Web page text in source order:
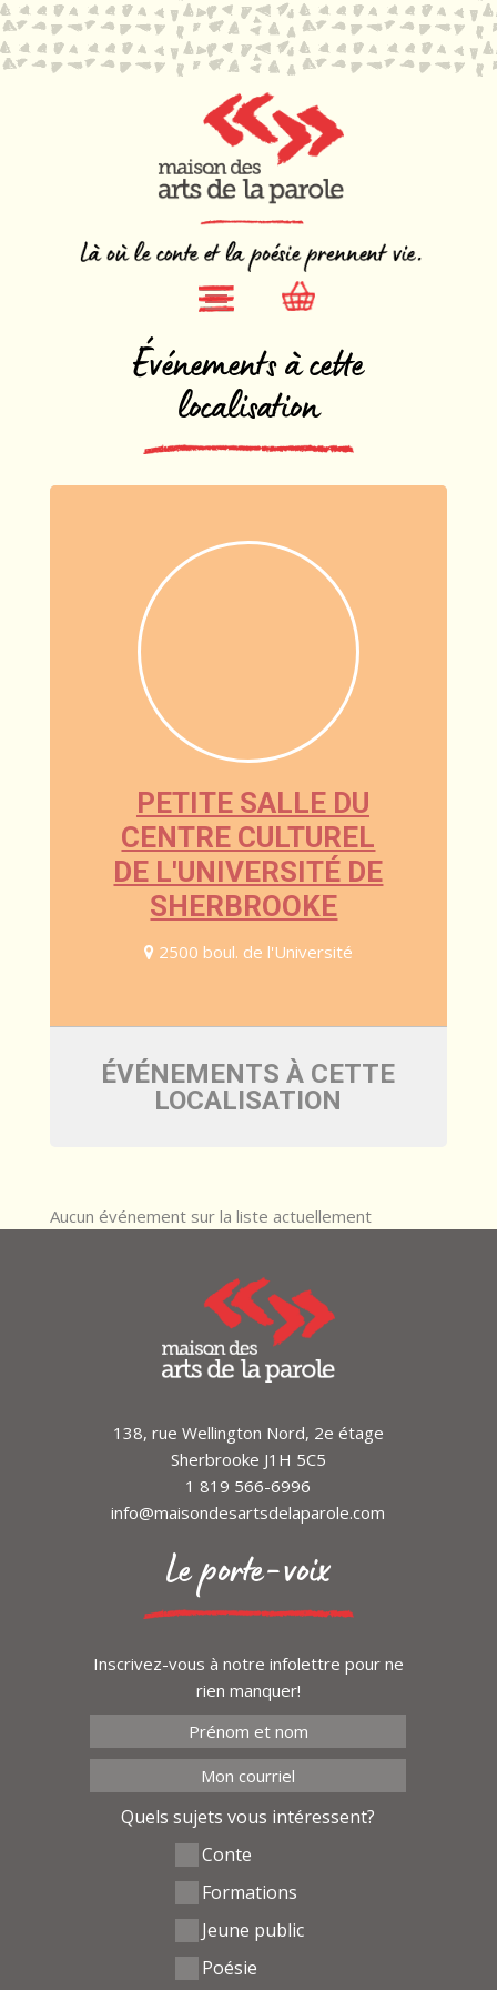
Événements à cette
localisation
PETITE SALLE DU
CENTRE CULTUREL
DE L'UNIVERSITÉ DE
SHERBROOKE
2500 boul. de l'Université
ÉVÉNEMENTS À CETTE
LOCALISATION
Aucun événement sur la liste actuellement
138, rue Wellington Nord, 2e étage
Sherbrooke J1H 5C5
1 819 566-6996
info@maisondesartsdelaparole.com
Le porte-voix
Inscrivez-vous à notre infolettre pour ne
rien manquer!
Quels sujets vous intéressent?
Conte
Formations
Jeune public
Poésie